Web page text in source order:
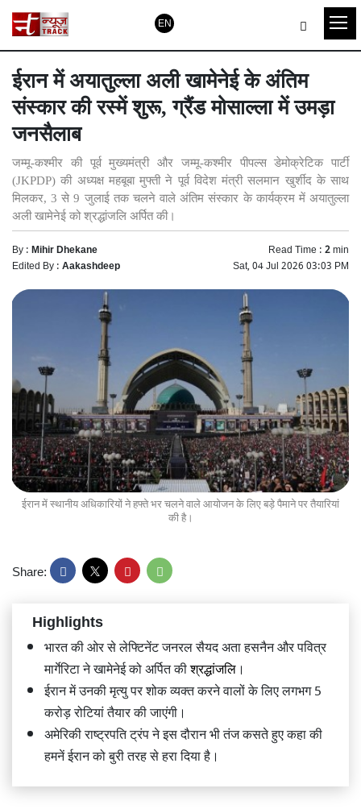
EN
ईरान में अयातुल्ला अली खामेनेई के अंतिम
संस्कार की रस्में शुरू, ग्रैंड मोसाल्ला में उमड़ा
जनसैलाब
जम्मू-कश्मीर की पूर्व मुख्यमंत्री और जम्मू-कश्मीर पीपल्स डेमोक्रेटिक पार्टी
(JKPDP) की अध्यक्ष महबूबा मुफ्ती ने पूर्व विदेश मंत्री सलमान खुर्शीद के साथ
मिलकर, 3 से 9 जुलाई तक चलने वाले अंतिम संस्कार के कार्यक्रम में अयातुल्ला
अली खामेनेई को श्रद्धांजलि अर्पित की।
By :Mihir Dhekane Read Time :2min
Edited By :Aakashdeep Sat, 04 Jul 2026 03:03 PM
ईरान में स्थानीय अधिकारियों ने हफ्ते भर चलने वाले आयोजन के लिए बड़े पैमाने पर तैयारियां
की है।
Share:
Highlights
भारत की ओर से लेफ्टिनेंट जनरल सैयद अता हसनैन और पवित्र
मार्गेरिटा ने खामेनेई को अर्पित कीश्रद्धांजलि ।
ईरान में उनकी मृत्यु पर शोक व्यक्त करने वालों के लिए लगभग 5
करोड़ रोटियां तैयार की जाएंगी।
अमेरिकी राष्ट्रपति ट्रंप ने इस दौरान भी तंज कसते हुए कहा की
हमनें ईरान को बुरी तरह से हरा दिया है।